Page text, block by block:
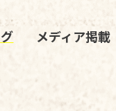
メディア掲載